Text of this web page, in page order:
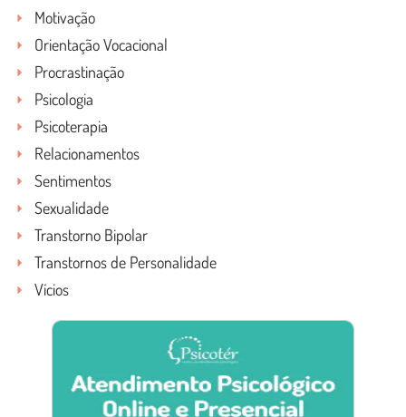
Motivação
Orientação Vocacional
Procrastinação
Psicologia
Psicoterapia
Relacionamentos
Sentimentos
Sexualidade
Transtorno Bipolar
Transtornos de Personalidade
Vícios